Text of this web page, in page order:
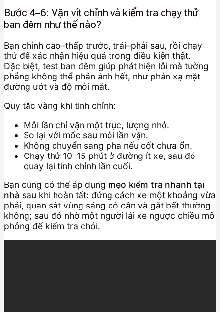
Bước 4–6: Vặn vít chỉnh và kiểm tra chạy thử
ban đêm như thế nào?
Bạn chỉnh cao–thấp trước, trái–phải sau, rồi chạy
thử để xác nhận hiệu quả trong điều kiện thật.
Đặc biệt, test ban đêm giúp phát hiện lỗi mà tường
phẳng không thể phản ánh hết, như phản xạ mặt
đường ướt và độ mỏi mắt.
Quy tắc vàng khi tinh chỉnh:
Mỗi lần chỉ vặn một trục, lượng nhỏ.
So lại với mốc sau mỗi lần vặn.
Không chuyển sang pha nếu cốt chưa ổn.
Chạy thử 10–15 phút ở đường ít xe, sau đó
quay lại tinh chỉnh lần cuối.
Bạn cũng có thể áp dụng mẹo kiểm tra nhanh tại
nhà sau khi hoàn tất: đứng cách xe một khoảng vừa
phải, quan sát vùng sáng có cân và gắt bất thường
không; sau đó nhờ một người lái xe ngược chiều mô
phỏng để kiểm tra chói.